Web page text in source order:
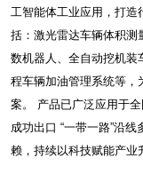
工智能体工业应用，打造
括：激光雷达车辆体积
数机器人、全自动挖机装
程车辆加油管理系统等，
案。 产品已广泛应用于
成功出口 “一带一路”沿
赖，持续以科技赋能产业